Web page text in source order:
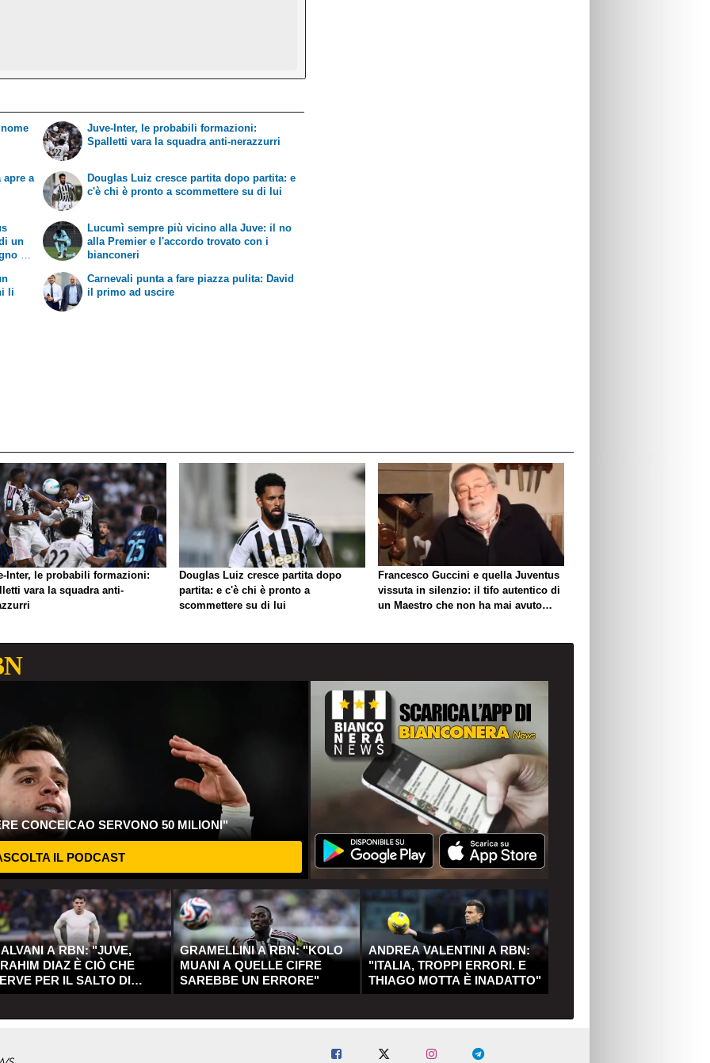
apre a
Juve-Inter, le probabili formazioni:
Spalletti vara la squadra anti-nerazzurri
Douglas Luiz cresce partita dopo partita: e
c'è chi è pronto a scommettere su di lui
un
di
li
Lucumì sempre più vicino alla Juve: il no
alla Premier e l'accordo trovato con i
bianconeri
Carnevali punta a fare piazza pulita: David
il primo ad uscire
Inter, le probabili formazioni:
vara la squadra anti-
Douglas Luiz cresce partita dopo
partita: e c'è chi è pronto a
scommettere su di lui
Francesco Guccini e quella Juventus
vissuta in silenzio: il tifo autentico di
un Maestro che non ha mai avuto
CONCEICAO SERVONO 50 MILIONI"
IL PODCAST
A RBN: "JUVE,
DIAZ È CIÒ CHE
PER IL SALTO DI
GRAMELLINI A RBN: "KOLO
MUANI A QUELLE CIFRE
SAREBBE UN ERRORE"
ANDREA VALENTINI A RBN:
"ITALIA, TROPPI ERRORI. E
THIAGO MOTTA È INADATTO"